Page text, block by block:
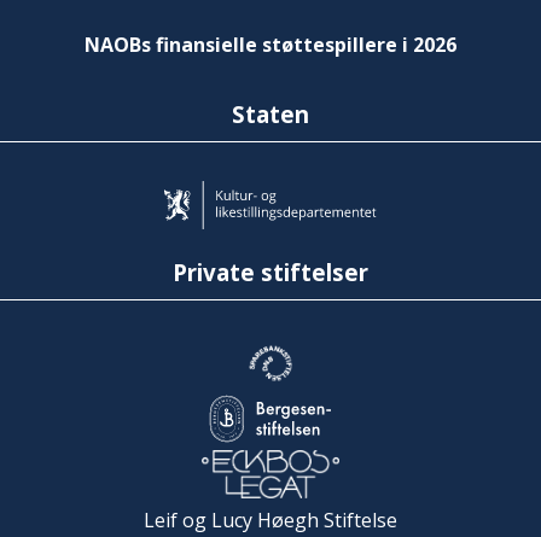
NAOBs finansielle støttespillere i 2026
Staten
Private stiftelser
Leif og Lucy Høegh Stiftelse